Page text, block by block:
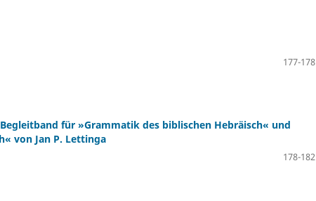
177-178
für »Grammatik des biblischen Hebräisch« und
von Jan P. Lettinga
178-182